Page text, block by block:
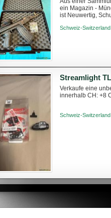
ein Magazin -
ist Neuwertig,
Schweiz-
Streamlight
Verkaufe eine
innerhalb CH: +8
Schweiz-